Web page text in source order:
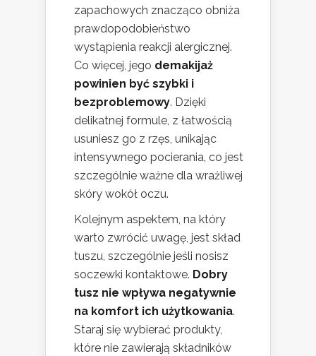
zapachowych znacząco obniża
prawdopodobieństwo
wystąpienia reakcji alergicznej.
Co więcej, jego demakijaż
powinien być szybki i
bezproblemowy. Dzięki
delikatnej formule, z łatwością
usuniesz go z rzęs, unikając
intensywnego pocierania, co jest
szczególnie ważne dla wrażliwej
skóry wokół oczu.
Kolejnym aspektem, na który
warto zwrócić uwagę, jest skład
tuszu, szczególnie jeśli nosisz
soczewki kontaktowe. Dobry
tusz nie wpływa negatywnie
na komfort ich użytkowania.
Staraj się wybierać produkty,
które nie zawierają składników